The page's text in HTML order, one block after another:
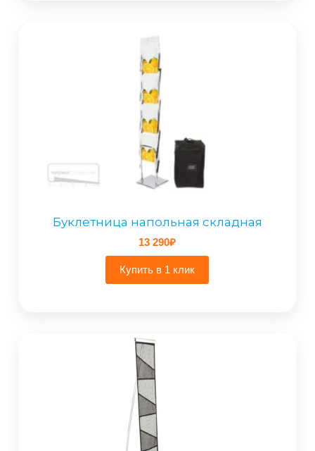
Буклетница напольная складная
13 290₽
Купить в 1 клик